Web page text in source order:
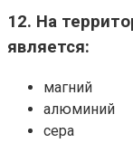
12. На
является:
магний
алюминий
сера